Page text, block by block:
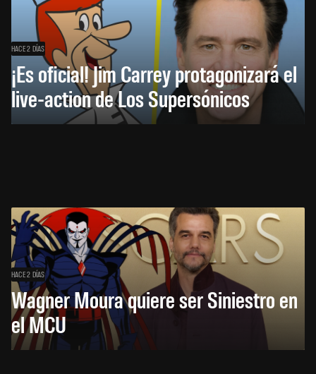
HACE 2 DÍAS
¡Es oficial! Jim Carrey protagonizará el
live-action de Los Supersónicos
HACE 2 DÍAS
Wagner Moura quiere ser Siniestro en
el MCU